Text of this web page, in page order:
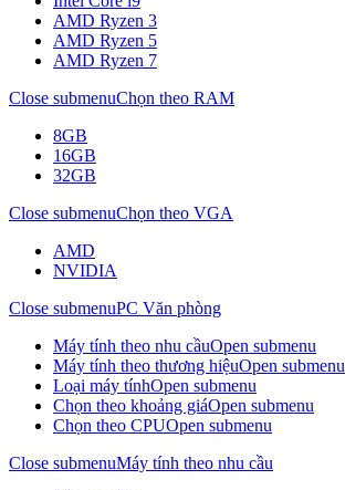
AMD Ryzen 3
AMD Ryzen 5
AMD Ryzen 7
Close submenuChọn theo RAM
8GB
16GB
32GB
Close submenuChọn theo VGA
AMD
NVIDIA
Close submenuPC Văn phòng
Máy tính theo nhu cầuOpen submenu
Máy tính theo thương hiệuOpen submenu
Loại máy tínhOpen submenu
Chọn theo khoảng giáOpen submenu
Chọn theo CPUOpen submenu
Close submenuMáy tính theo nhu cầu